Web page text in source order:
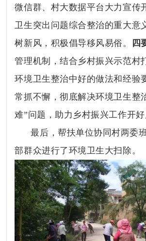
微信群、村大数据平台大力宣传
卫生突出问题综合整治的重大意
树新风，积极倡导移风易俗。
四
管理机制，结合乡村振兴示范村
环境卫生整治中好的做法和经验
常抓不懈，彻底解决环境卫生整
难”问题，助力乡村振兴工作开好
最后，帮扶单位协同村两委
部群众进行了环境卫生大扫除。